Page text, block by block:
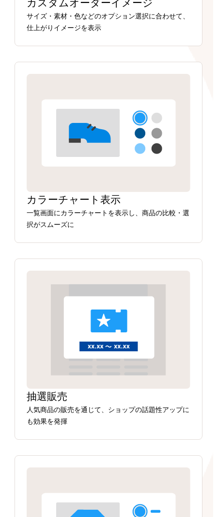
カスタムオーダーイメージ
サイズ・素材・色などのオプション選択に合わせて、
仕上がりイメージを表示
カラーチャート表示
一覧画面にカラーチャートを表示し、商品の比較・選
択がスムーズに
抽選販売
人気商品の販売を通じて、ショップの話題性アップに
も効果を発揮